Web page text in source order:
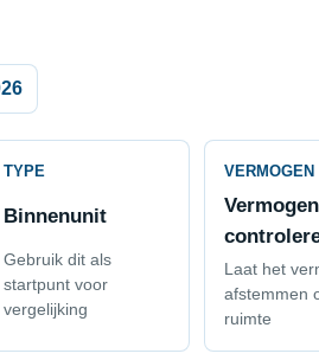
TYPE
Binnenunit
Gebruik dit als
startpunt voor
vergelijking
VERMOGEN
Laat het
afstemmen
ruimte